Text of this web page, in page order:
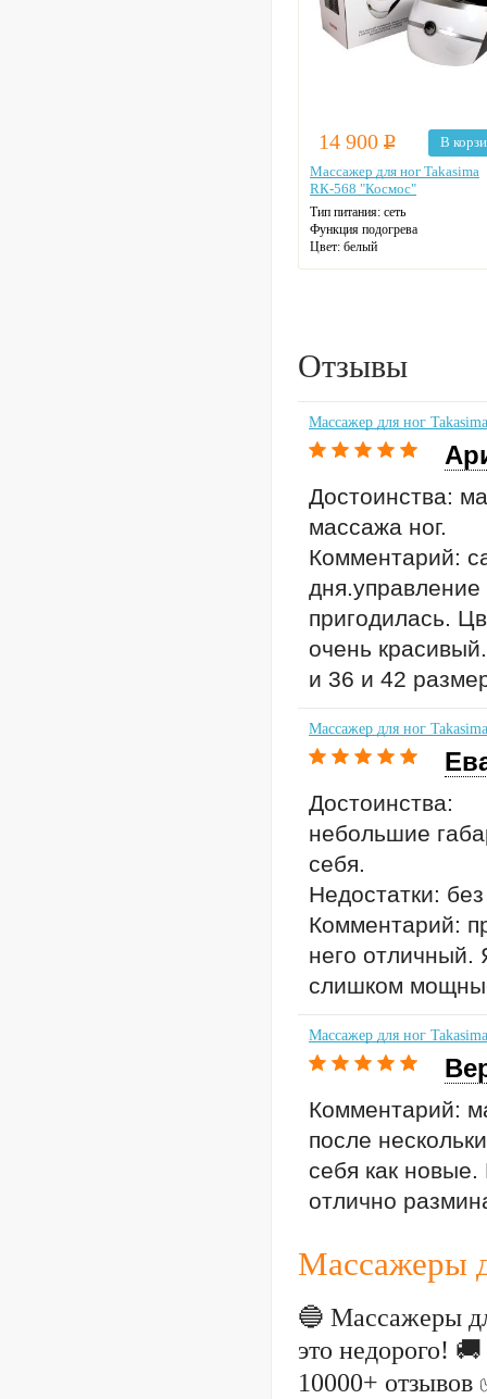
14 900 Р
В
Массажер для ног Takasima
RК-568 "Космос"
Тип питания: сеть
Функция подогрева
Цвет: белый
Отзывы
Массажер для ног
Достоинства:
массажа ног.
Комментарий:
пригодилась.
очень
и 36 и 42
Массажер для ног
Достоинства:
небольшие
себя.
Недостатки:
Комментарий:
него отличный.
слишком
Массажер для ног
Комментарий:
после
себя как
отлично
Массажеры
🔵 Массажеры
это недорого!
10000+ отзывов